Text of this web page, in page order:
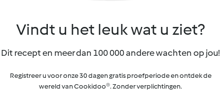
Vindt u het leuk wat u ziet?
Dit recept en meer dan 100 000 andere wachten op jou!
Registreer u voor onze 30 dagen gratis proefperiode en ontdek de
wereld van Cookidoo®. Zonder verplichtingen.